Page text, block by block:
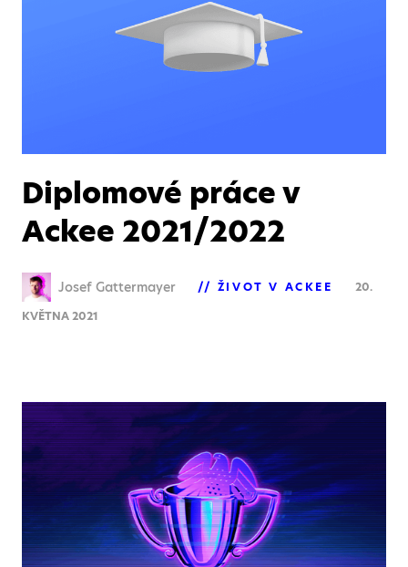
Diplomové práce v
Ackee 2021/2022
Josef Gattermayer ŽIVOT V ACKEE
20.
KVĚTNA 2021